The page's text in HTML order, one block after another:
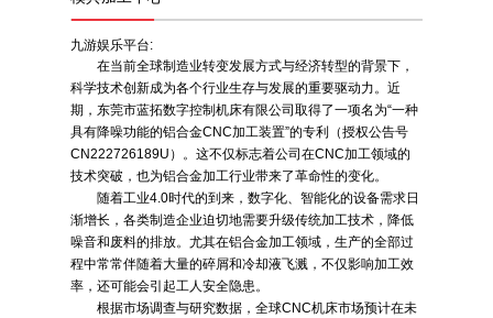
九游娱乐平台:
在当前全球制造业转变发展方式与经济转型的背景下，
科学技术创新成为各个行业生存与发展的重要驱动力。近
期，东莞市蓝拓数字控制机床有限公司取得了一项名为“一种
具有降噪功能的铝合金CNC加工装置”的专利（授权公告号
CN222726189U）。这不仅标志着公司在CNC加工领域的
技术突破，也为铝合金加工行业带来了革命性的变化。
随着工业4.0时代的到来，数字化、智能化的设备需求日
渐增长，各类制造企业迫切地需要升级传统加工技术，降低
噪音和废料的排放。尤其在铝合金加工领域，生产的全部过
程中常常伴随着大量的碎屑和冷却液飞溅，不仅影响加工效
率，还可能会引起工人安全隐患。
根据市场调查与研究数据，全球CNC机床市场预计在未